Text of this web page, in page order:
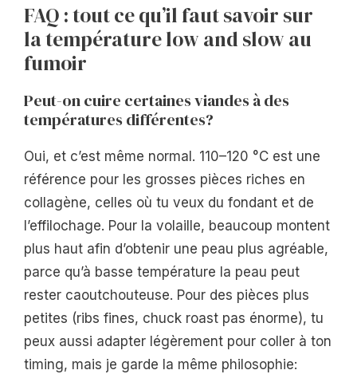
FAQ : tout ce qu’il faut savoir sur
la température low and slow au
fumoir
Peut-on cuire certaines viandes à des
températures différentes?
Oui, et c’est même normal. 110–120 °C est une
référence pour les grosses pièces riches en
collagène, celles où tu veux du fondant et de
l’effilochage. Pour la volaille, beaucoup montent
plus haut afin d’obtenir une peau plus agréable,
parce qu’à basse température la peau peut
rester caoutchouteuse. Pour des pièces plus
petites (ribs fines, chuck roast pas énorme), tu
peux aussi adapter légèrement pour coller à ton
timing, mais je garde la même philosophie: